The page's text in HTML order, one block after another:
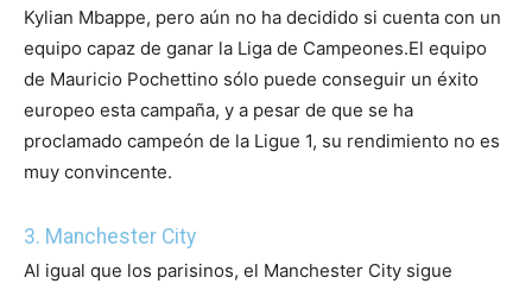
Kylian Mbappe, pero aún no ha decidido si cuenta con un
equipo capaz de ganar la Liga de Campeones.El equipo
de Mauricio Pochettino sólo puede conseguir un éxito
europeo esta campaña, y a pesar de que se ha
proclamado campeón de la Ligue 1, su rendimiento no es
muy convincente.
3. Manchester City
Al igual que los parisinos, el Manchester City sigue